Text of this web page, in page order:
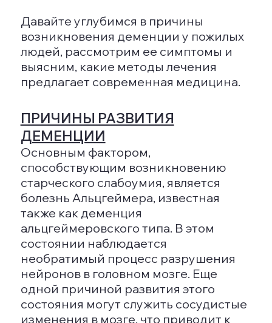
множество граней и может
варьироваться в зависимости от
общих патогенетических факторов,
возраста и индивидуальных
особенностей психики пациента. К
числу основных первичных или
ранних симптомов можно отнести:
утрату способности выполнять
привычные действия
(например, заниматься
самообслуживанием);
нарушения логического
мышления и восприятия
причинно-следственных
связей;
изменения в поведении и
личностных качествах;
проявление негативных черт.
На физиологическом уровне может
наблюдаться учащение головных
болей, тошнота и рассеянность.
Необходимо подчеркнуть, что
независимо от стадии, степени или
формы заболевания основным
признаком является потеря памяти.